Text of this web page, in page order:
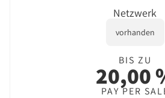
Netzwerk
vorhanden
BIS ZU
20,00
PAY PER